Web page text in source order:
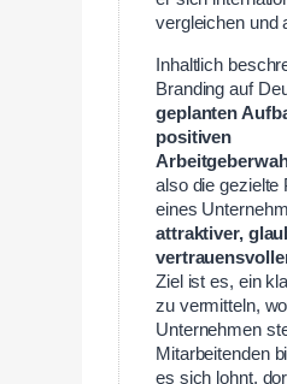
vergleichen und
Inhaltlich
Branding auf
geplanten
positiven
also die gezielte
eines
attraktiver,
Ziel ist es, ein
zu vermitteln,
Unternehmen
Mitarbeitenden
es sich lohnt,